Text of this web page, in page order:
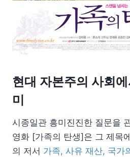
현대 자본주의 사회
미
시종일관 흥미진진한 질문을
영화 [가족의 탄생]은 그 제목
의 저서 가족, 사유 재산, 국가